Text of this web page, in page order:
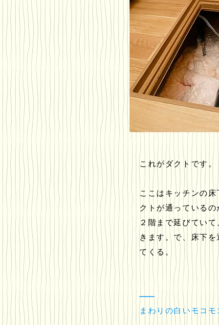
これがダクトです。
ここはキッチンの
クトが通っている
２階まで延びてい
きます。で、床下
てくる。
――
まわりの白いモコ